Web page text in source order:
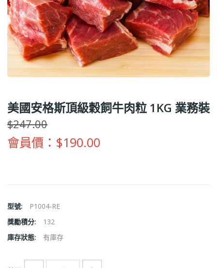
美國安格斯頂級穀飼牛肉粒 1KG 業務裝
$247.00
會員價：$190.00
型號:
P1004-RE
獎勵積分:
132
庫存狀態:
有庫存